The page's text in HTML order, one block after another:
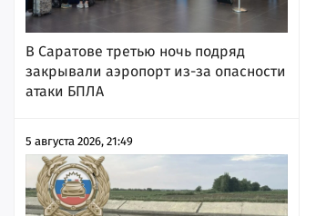
В Саратове третью ночь подряд
закрывали аэропорт из-за опасности
атаки БПЛА
5 августа 2026, 21:49